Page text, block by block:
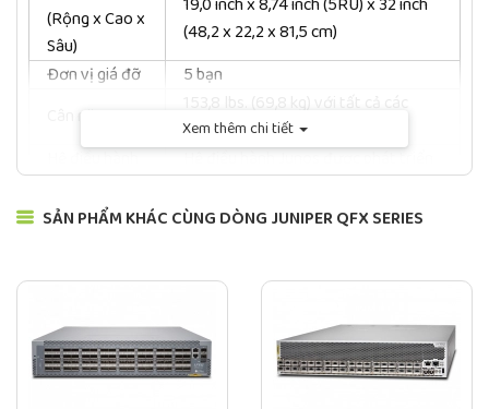
(Rộng x Cao x
Sâu)
(48,2 x 22,2 x 81,5 cm)
Đơn vị giá đỡ
5 bạn
Cân nặng
153,8 lbs. (69,8 kg) với tất cả các
FRU được cài đặt
Hệ điều hành
Hệ điều hành Junos được phát triển
Power
Bộ nguồn AC/DC 3000 W cắm nóng
Khay Quạt
N+1 Dự phòng cánh quạt quạt ở cấp
độ Khung gầm
Xem thêm chi tiết
SẢN PHẨM KHÁC CÙNG DÒNG JUNIPER QFX SERIES